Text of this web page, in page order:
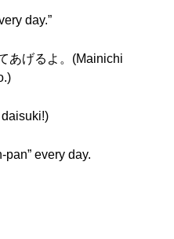
day.”
あげるよ。(Mainichi
pan” every day.